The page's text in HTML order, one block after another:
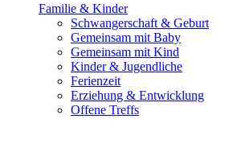
Familie & Kinder
Schwangerschaft & Geburt
Gemeinsam mit Baby
Gemeinsam mit Kind
Kinder & Jugendliche
Ferienzeit
Erziehung & Entwicklung
Offene Treffs